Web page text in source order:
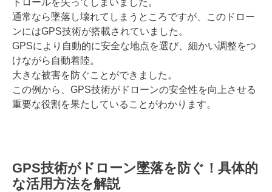
通常なら墜落し壊れてしまうところですが、このドロー
ンにはGPS技術が搭載されていました。
GPSにより自動的に安全な地点を選び、細かい調整をつ
けながら自動着陸。
大きな被害を防ぐことができました。
この例から、GPS技術がドローンの安全性を向上させる
重要な役割を果たしていることがわかります。
GPS技術がドローン墜落を防ぐ！具体的
な活用方法を解説